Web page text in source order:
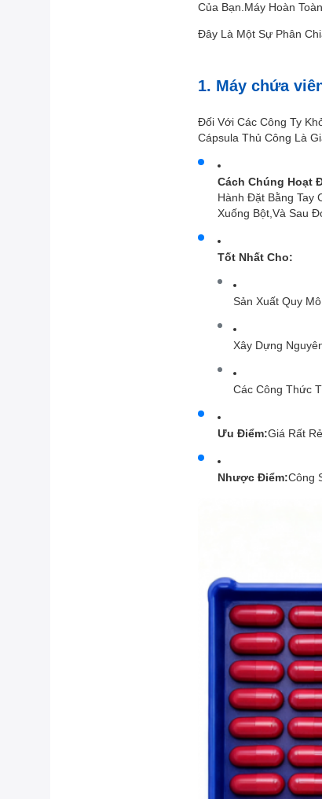
Của Bạn.Máy Hoàn
Đây Là Một Sự Phân
1. Máy chứa
Đối Với Các Công Ty
Cápsula Thủ Công Là
Cách Chúng Hoạt
Hành Đặt Bằng Tay
Xuống Bột,và Sau
Tốt Nhất Cho:
Sản Xuất Quy
Xây Dựng
Các Công Thức
Ưu Điểm:Giá Rất
Nhược Điểm:Công